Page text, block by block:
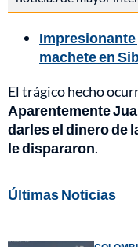
Impresionante
machete en
El trágico hecho
Aparentemente
darles el dinero de
le dispararon.
Últimas Noticias